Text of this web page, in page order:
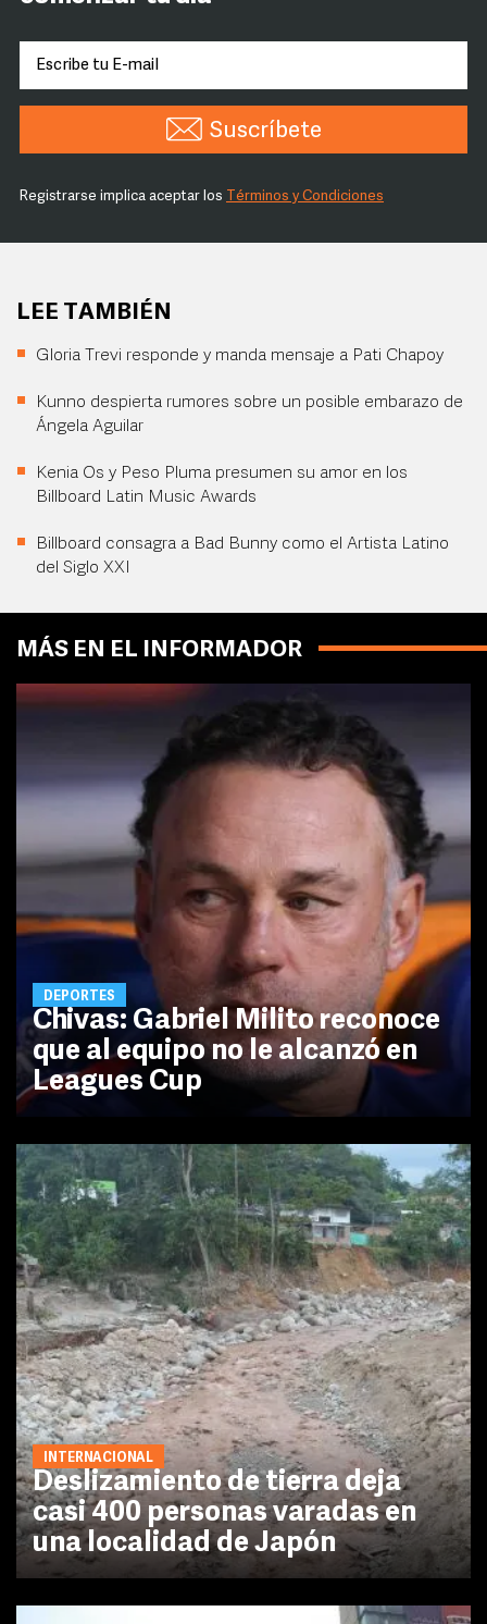
Suscríbete
Registrarse implica aceptar los Términos y Condiciones
LEE TAMBIÉN
Gloria Trevi responde y manda mensaje a Pati Chapoy
Kunno despierta rumores sobre un posible embarazo de
Ángela Aguilar
Kenia Os y Peso Pluma presumen su amor en los
Billboard Latin Music Awards
Billboard consagra a Bad Bunny como el Artista Latino
del Siglo XXI
MÁS EN EL INFORMADOR
DEPORTES
Chivas: Gabriel Milito reconoce
que al equipo no le alcanzó en
Leagues Cup
INTERNACIONAL
Deslizamiento de tierra deja
casi 400 personas varadas en
una localidad de Japón